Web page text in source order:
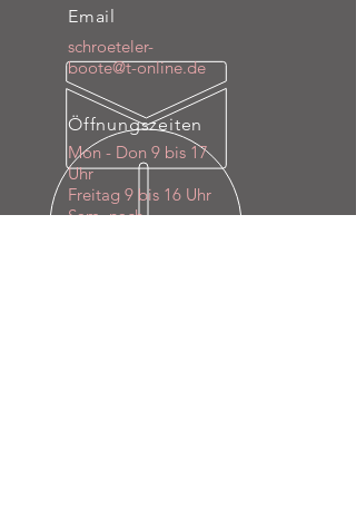
Email
schroeteler-
boote@t-online.de
Öffnungszeiten
Mon - Don 9 bis 17
Uhr
Freitag 9 bis 16 Uhr
Sam. nach